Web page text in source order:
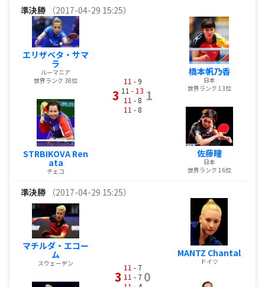
準決勝 （2017-04-29 15:25）
エリザベタ・サマ
ラ
ルーマニア
世界ランク 38位
STRBIKOVA Ren
ata
チェコ
3
11 - 9
11 - 13
11 - 8
11 - 8
1
橋本帆乃香
日本
世界ランク 13位
佐藤瞳
日本
世界ランク 16位
準決勝 （2017-04-29 15:25）
マチルダ・エコー
ム
スウェーデン
3
11 - 7
11 - 7 0
MANTZ Chantal
ドイツ